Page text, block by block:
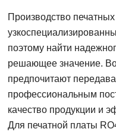
Производство
поэтому найти
решающее значение.
предпочитают
профессиональным
качество продукции и
Для печатной платы